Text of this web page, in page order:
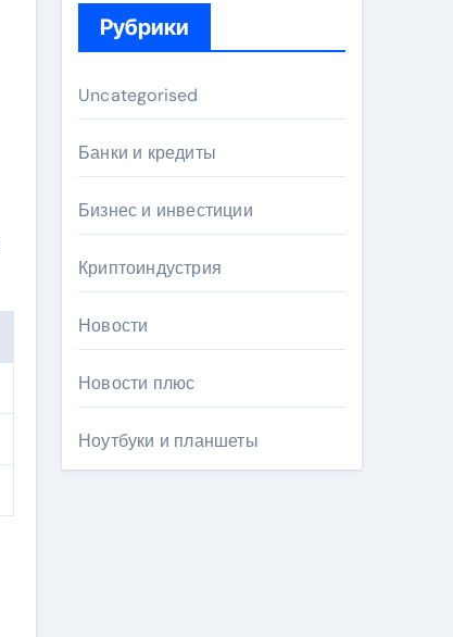
Рубрики
Uncategorised
Банки и кредиты
Бизнес и инвестиции
Криптоиндустрия
Новости
Новости плюс
Ноутбуки и планшеты